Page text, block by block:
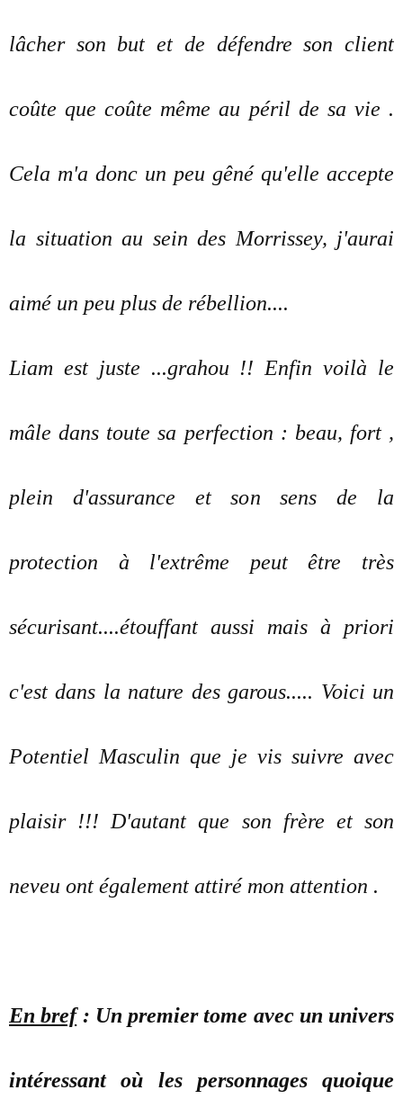
lâcher son but et de défendre son client
coûte que coûte même au péril de sa vie .
Cela m'a donc un peu gêné qu'elle accepte
la situation au sein des Morrissey, j'aurai
aimé un peu plus de rébellion....
Liam est juste ...grahou !! Enfin voilà le
mâle dans toute sa perfection : beau, fort ,
plein d'assurance et son sens de la
protection à l'extrême peut être très
sécurisant....étouffant aussi mais à priori
c'est dans la nature des garous..... Voici un
Potentiel Masculin que je vis suivre avec
plaisir !!! D'autant que son frère et son
neveu ont également attiré mon attention .
En bref: Un premier tome avec un univers
intéressant où les personnages quoique